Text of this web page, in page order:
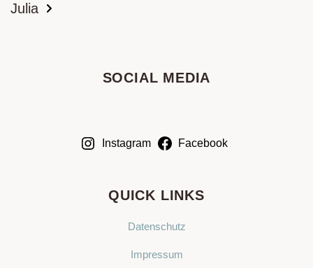
Julia
SOCIAL MEDIA
Instagram Facebook
QUICK LINKS
Datenschutz
Impressum